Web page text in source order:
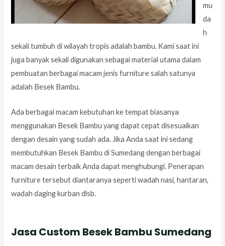
mu
da
h
sekali tumbuh di wilayah tropis adalah bambu. Kami saat ini
juga banyak sekali digunakan sebagai material utama dalam
pembuatan berbagai macam jenis furniture salah satunya
adalah Besek Bambu.
Ada berbagai macam kebutuhan ke tempat biasanya
menggunakan Besek Bambu yang dapat cepat disesuaikan
dengan desain yang sudah ada. Jika Anda saat ini sedang
membutuhkan Besek Bambu di Sumedang dengan berbagai
macam desain terbaik Anda dapat menghubungi. Penerapan
furniture tersebut diantaranya seperti wadah nasi, hantaran,
wadah daging kurban dlsb.
Jasa Custom Besek Bambu Sumedang